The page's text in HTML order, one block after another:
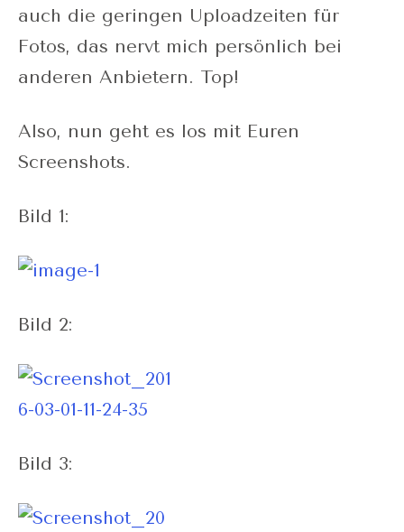
auch die geringen Uploadzeiten für
Fotos, das nervt mich persönlich bei
anderen Anbietern. Top!
Also, nun geht es los mit Euren
Screenshots.
Bild 1:
Bild 2:
Bild 3: